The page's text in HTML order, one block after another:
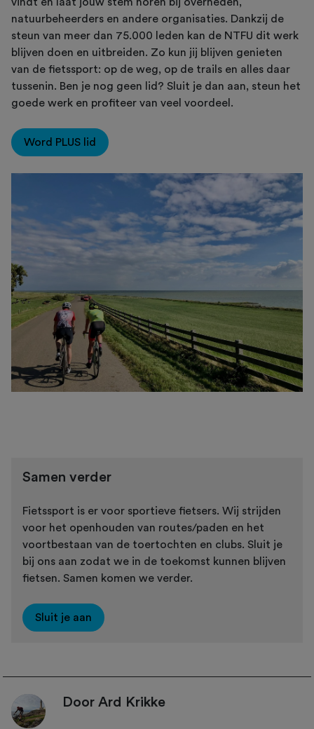
natuurbeheerders en andere organisaties. Dankzij de
steun van meer dan 75.000 leden kan de NTFU dit werk
blijven doen en uitbreiden. Zo kun jij blijven genieten
van de fietssport: op de weg, op de trails en alles daar
tussenin. Ben je nog geen lid? Sluit je dan aan, steun het
goede werk en profiteer van veel voordeel.
Word PLUS lid
Samen verder
Fietssport is er voor sportieve fietsers. Wij strijden
voor het openhouden van routes/paden en het
voortbestaan van de toertochten en clubs. Sluit je
bij ons aan zodat we in de toekomst kunnen blijven
fietsen. Samen komen we verder.
Sluit je aan
Door Ard Krikke